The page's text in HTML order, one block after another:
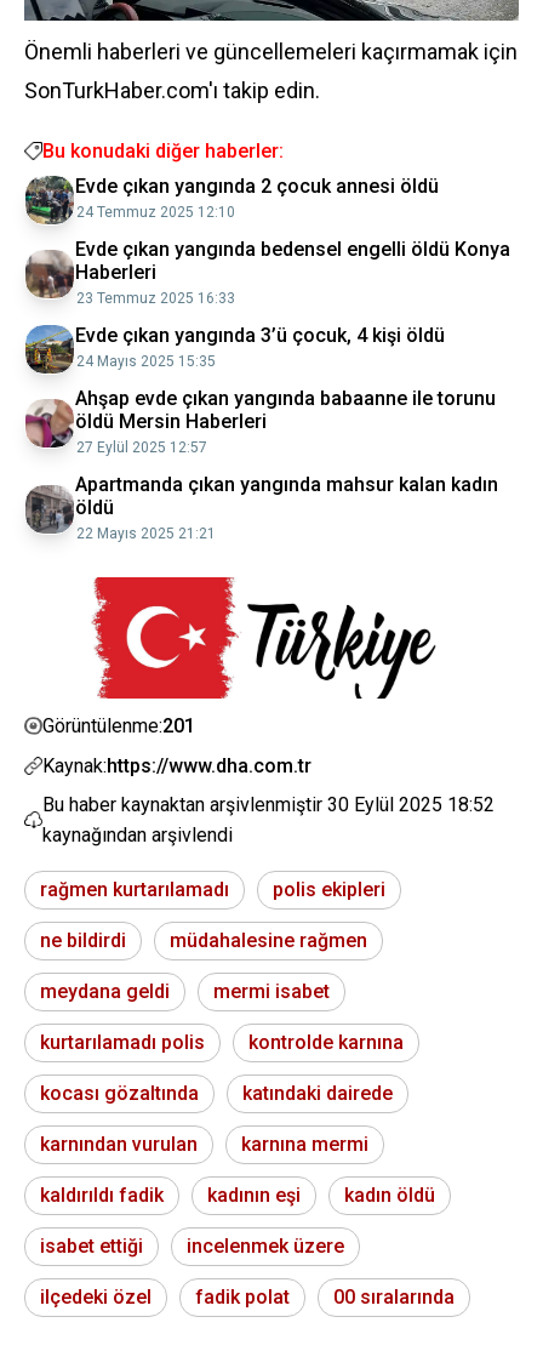
Önemli haberleri ve güncellemeleri kaçırmamak için
SonTurkHaber.com'ı takip edin.
Bu konudaki diğer haberler:
Evde çıkan yangında 2 çocuk annesi öldü
24 Temmuz 2025 12:10
Evde çıkan yangında bedensel engelli öldü Konya
Haberleri
23 Temmuz 2025 16:33
Evde çıkan yangında 3’ü çocuk, 4 kişi öldü
24 Mayıs 2025 15:35
Ahşap evde çıkan yangında babaanne ile torunu
öldü Mersin Haberleri
27 Eylül 2025 12:57
Apartmanda çıkan yangında mahsur kalan kadın
öldü
22 Mayıs 2025 21:21
Görüntülenme:201
Kaynak:https://www.dha.com.tr
Bu haber kaynaktan arşivlenmiştir 30 Eylül 2025 18:52
kaynağından arşivlendi
rağmen kurtarılamadı polis ekipleri
ne bildirdi müdahalesine rağmen
meydana geldi mermi isabet
kurtarılamadı polis kontrolde karnına
kocası gözaltında katındaki dairede
karnından vurulan karnına mermi
kaldırıldı fadik kadının eşi kadın öldü
isabet ettiği incelenmek üzere
ilçedeki özel fadik polat 00 sıralarında